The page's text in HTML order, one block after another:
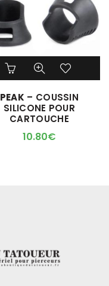
PEAK – COUSSIN
SILICONE POUR
CARTOUCHE
10.80€